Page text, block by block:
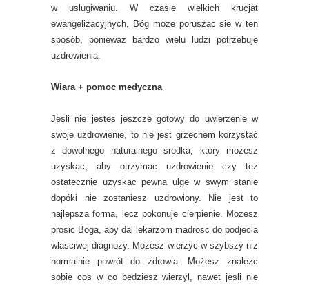
w uslugiwaniu. W czasie wielkich krucjat
ewangelizacyjnych, Bóg moze poruszac sie w ten
sposób, poniewaz bardzo wielu ludzi potrzebuje
uzdrowienia.
Wiara + pomoc medyczna
Jesli nie jestes jeszcze gotowy do uwierzenie w
swoje uzdrowienie, to nie jest grzechem korzystać
z dowolnego naturalnego srodka, który mozesz
uzyskac, aby otrzymac uzdrowienie czy tez
ostatecznie uzyskac pewna ulge w swym stanie
dopóki nie zostaniesz uzdrowiony. Nie jest to
najlepsza forma, lecz pokonuje cierpienie. Mozesz
prosic Boga, aby dal lekarzom madrosc do podjecia
wlasciwej diagnozy. Mozesz wierzyc w szybszy niz
normalnie powrót do zdrowia. Możesz znalezc
sobie cos w co bedziesz wierzyl, nawet jesli nie